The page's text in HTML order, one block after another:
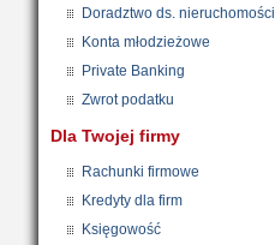
Doradztwo ds. nieruchomości
Konta młodzieżowe
Private Banking
Zwrot podatku
Dla Twojej firmy
Rachunki firmowe
Kredyty dla firm
Księgowość